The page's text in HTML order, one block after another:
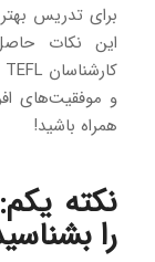
برای تدریس
این نکات
و موفقیت‌های
همراه باشید!
نکته
را